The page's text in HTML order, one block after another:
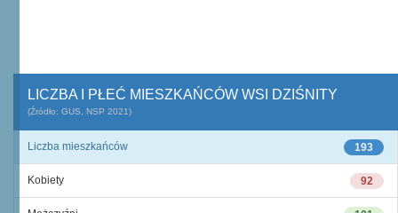
LICZBA I PŁEĆ MIESZKAŃCÓW WSI DZIŚNITY
(Źródło: GUS, NSP 2021)
193
Liczba mieszkańców
92
Kobiety